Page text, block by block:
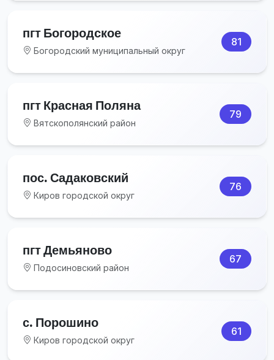
пгт Богородское
Богородский муниципальный округ
81
пгт Красная Поляна
Вятскополянский район
79
пос. Садаковский
Киров городской округ
76
пгт Демьяново
Подосиновский район
67
с. Порошино
Киров городской округ
61